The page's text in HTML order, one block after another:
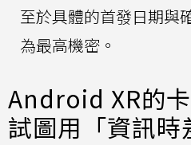
至於具體的首發日期與
為最高機密。
Android XR的
試圖用「資訊時